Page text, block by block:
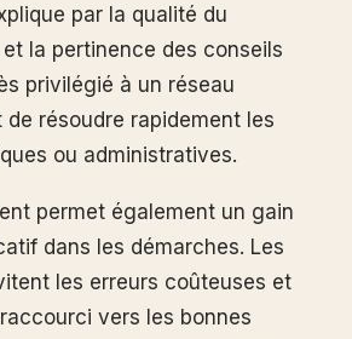
par la qualité du
la pertinence des conseils
privilégié à un réseau
de résoudre rapidement les
ou administratives.
permet également un gain
dans les démarches. Les
les erreurs coûteuses et
vers les bonnes